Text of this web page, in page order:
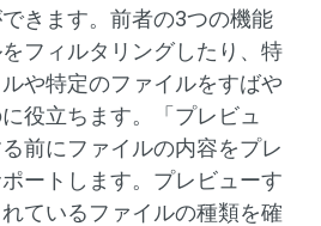
きます。前者の3つの機能
フィルタリングしたり、特
や特定のファイルをすばや
役立ちます。「プレビュ
前にファイルの内容をプレ
ートします。プレビューす
ているファイルの種類を確